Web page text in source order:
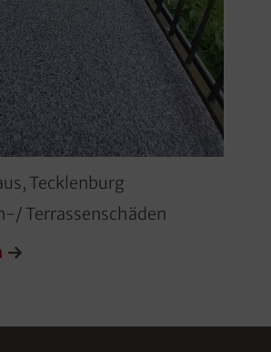
Tecklenburg
Terrassenschäden